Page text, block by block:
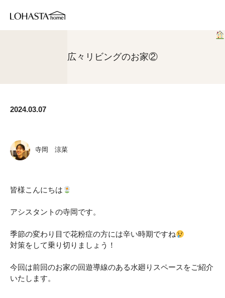
広々リビングのお家②
2024.03.07
寺岡 涼菜
皆様こんにちは
アシスタントの寺岡です。
季節の変わり目で花粉症の方には辛い時期ですね
対策をして乗り切りましょう！
今回は前回のお家の回遊導線のある水廻りスペースをご紹介
いたします。